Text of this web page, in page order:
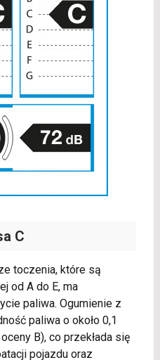
C
toczenia, które są
od A do E, ma
paliwa. Ogumienie z
paliwa o około 0,1
B), co przekłada się
pojazdu oraz